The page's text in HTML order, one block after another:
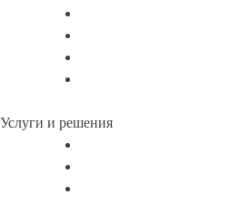
Услуги и решения